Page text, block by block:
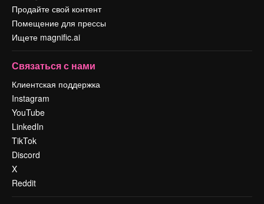
Продайте свой контент
Помещение для прессы
Ищете magnific.ai
Связаться с нами
Клиентская поддержка
Instagram
YouTube
LinkedIn
TikTok
Discord
X
Reddit